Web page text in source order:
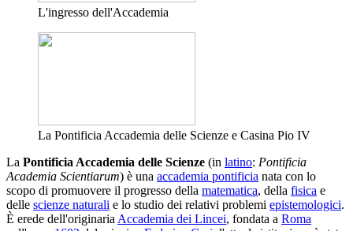
L'ingresso dell'Accademia
La Pontificia Accademia delle Scienze e Casina Pio IV
La Pontificia Accademia delle Scienze (in latino: Pontificia
Academia Scientiarum) è una accademia pontificia nata con lo
scopo di promuovere il progresso della matematica, della fisica e
delle scienze naturali e lo studio dei relativi problemi epistemologici.
È erede dell'originaria Accademia dei Lincei, fondata a Roma